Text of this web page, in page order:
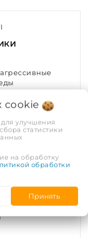
cookie
улучшения
статистики
на обработку
обработки
Принять